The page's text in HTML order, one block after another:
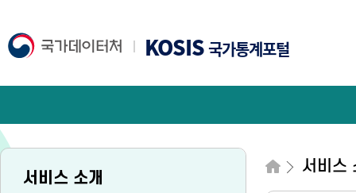
KOSIS국가통계포털
서비스 소개
서비스